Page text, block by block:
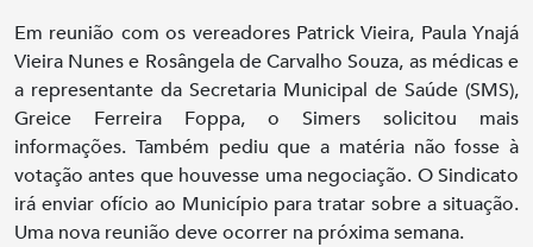
Em reunião com os vereadores Patrick Vieira, Paula Ynajá
Vieira Nunes e Rosângela de Carvalho Souza, as médicas e
a representante da Secretaria Municipal de Saúde (SMS),
Greice Ferreira Foppa, o Simers solicitou mais
informações. Também pediu que a matéria não fosse à
votação antes que houvesse uma negociação. O Sindicato
irá enviar ofício ao Município para tratar sobre a situação.
Uma nova reunião deve ocorrer na próxima semana.